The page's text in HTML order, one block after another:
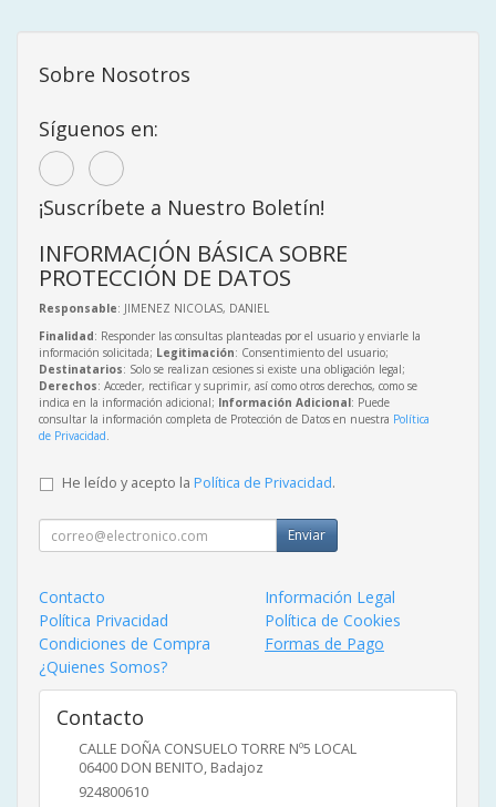
Sobre Nosotros
Síguenos en:
¡Suscríbete a Nuestro Boletín!
INFORMACIÓN BÁSICA SOBRE
PROTECCIÓN DE DATOS
Responsable: JIMENEZ NICOLAS, DANIEL
Finalidad: Responder las consultas planteadas por el usuario y enviarle la
información solicitada; Legitimación: Consentimiento del usuario;
Destinatarios: Solo se realizan cesiones si existe una obligación legal;
Derechos: Acceder, rectificar y suprimir, así como otros derechos, como se
indica en la información adicional; Información Adicional: Puede
consultar la información completa de Protección de Datos en nuestra Política
de Privacidad.
He leído y acepto la Política de Privacidad.
Enviar
Contacto
Información Legal
Política Privacidad
Política de Cookies
Condiciones de Compra
Formas de Pago
¿Quienes Somos?
Contacto
CALLE DOÑA CONSUELO TORRE Nº5 LOCAL
06400 DON BENITO, Badajoz
924800610